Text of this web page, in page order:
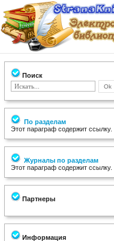
Поиск
По разделам
Этот параграф содержит ссылку.
Журналы по разделам
Этот параграф содержит ссылку.
Партнеры
Информация